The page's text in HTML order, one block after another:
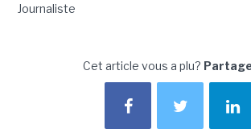
Journaliste
Cet article vous a plu?